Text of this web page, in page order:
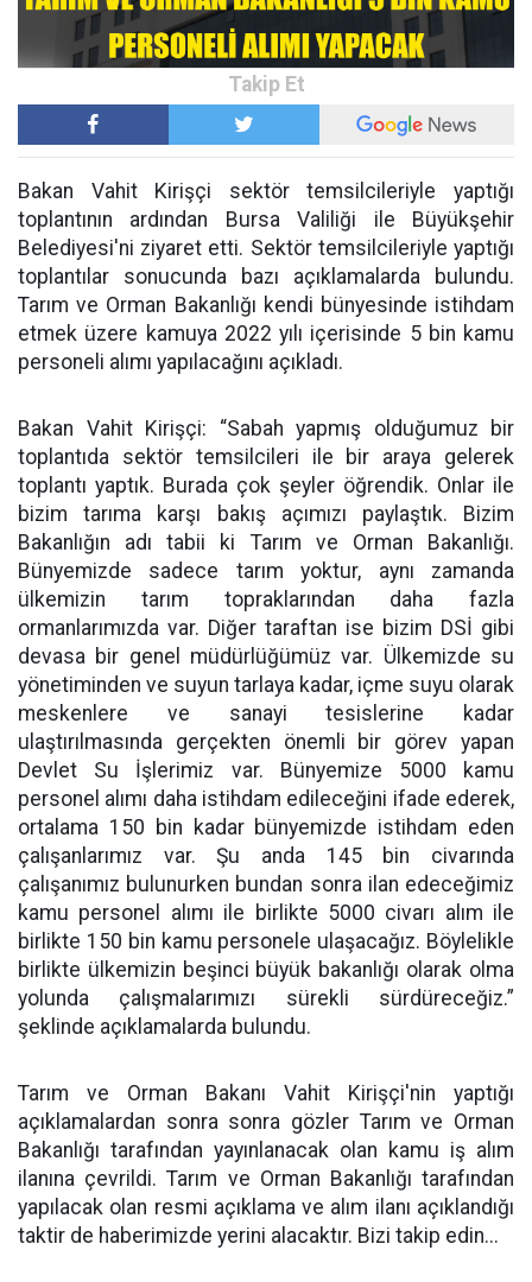
Bakan Vahit Kirişçi sektör temsilcileriyle yaptığı
toplantının ardından Bursa Valiliği ile Büyükşehir
Belediyesi'ni ziyaret etti. Sektör temsilcileriyle yaptığı
toplantılar sonucunda bazı açıklamalarda bulundu.
Tarım ve Orman Bakanlığı kendi bünyesinde istihdam
etmek üzere kamuya 2022 yılı içerisinde 5 bin kamu
personeli alımı yapılacağını açıkladı.
Bakan Vahit Kirişçi: “Sabah yapmış olduğumuz bir
toplantıda sektör temsilcileri ile bir araya gelerek
toplantı yaptık. Burada çok şeyler öğrendik. Onlar ile
bizim tarıma karşı bakış açımızı paylaştık. Bizim
Bakanlığın adı tabii ki Tarım ve Orman Bakanlığı.
Bünyemizde sadece tarım yoktur, aynı zamanda
ülkemizin tarım topraklarından daha fazla
ormanlarımızda var. Diğer taraftan ise bizim DSİ gibi
devasa bir genel müdürlüğümüz var. Ülkemizde su
yönetiminden ve suyun tarlaya kadar, içme suyu olarak
meskenlere ve sanayi tesislerine kadar
ulaştırılmasında gerçekten önemli bir görev yapan
Devlet Su İşlerimiz var. Bünyemize 5000 kamu
personel alımı daha istihdam edileceğini ifade ederek,
ortalama 150 bin kadar bünyemizde istihdam eden
çalışanlarımız var. Şu anda 145 bin civarında
çalışanımız bulunurken bundan sonra ilan edeceğimiz
kamu personel alımı ile birlikte 5000 civarı alım ile
birlikte 150 bin kamu personele ulaşacağız. Böylelikle
birlikte ülkemizin beşinci büyük bakanlığı olarak olma
yolunda çalışmalarımızı sürekli sürdüreceğiz.”
şeklinde açıklamalarda bulundu.
Tarım ve Orman Bakanı Vahit Kirişçi'nin yaptığı
açıklamalardan sonra sonra gözler Tarım ve Orman
Bakanlığı tarafından yayınlanacak olan kamu iş alım
ilanına çevrildi. Tarım ve Orman Bakanlığı tarafından
yapılacak olan resmi açıklama ve alım ilanı açıklandığı
taktir de haberimizde yerini alacaktır. Bizi takip edin...